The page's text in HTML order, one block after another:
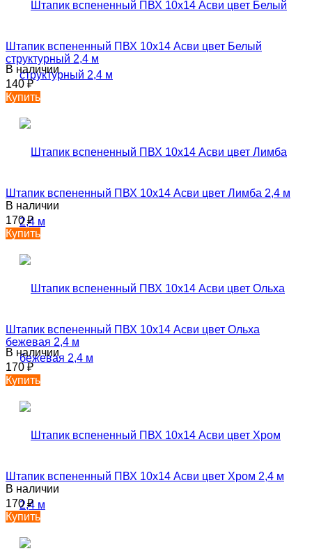
Штапик вспененный ПВХ 10х14 Асви цвет Белый
структурный 2,4 м
В наличии
140₽
Купить
Штапик вспененный ПВХ 10х14 Асви цвет Лимба 2,4 м
В наличии
170₽
Купить
Штапик вспененный ПВХ 10х14 Асви цвет Ольха
бежевая 2,4 м
В наличии
170₽
Купить
Штапик вспененный ПВХ 10х14 Асви цвет Хром 2,4 м
В наличии
170₽
Купить